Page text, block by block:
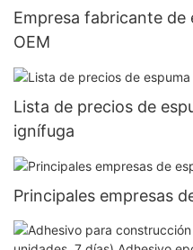
Empresa fabricante de
OEM
Lista de precios de
ignífuga
Principales empresas